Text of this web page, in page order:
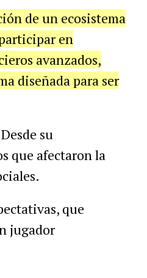
de un ecosistema
en
avanzados,
diseñada para ser
su
que afectaron la
que
jugador